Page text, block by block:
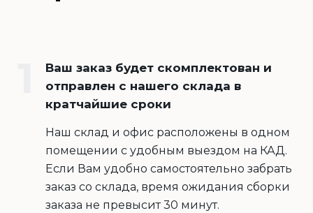
Ваш заказ будет скомплектован и
отправлен с нашего склада в
кратчайшие сроки
Наш склад и офис расположены в одном
помещении с удобным выездом на КАД.
Если Вам удобно самостоятельно забрать
заказ со склада, время ожидания сборки
заказа не превысит 30 минут.